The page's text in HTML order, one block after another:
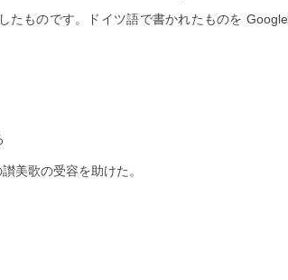
歌
たものです。ドイツ語で書かれたものを
美歌の受容を助けた。